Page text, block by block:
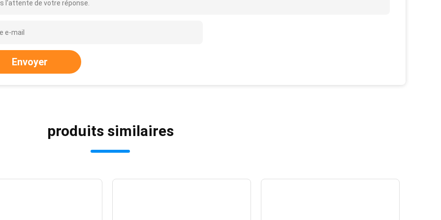
l'attente de votre réponse.
Envoyer
produits similaires